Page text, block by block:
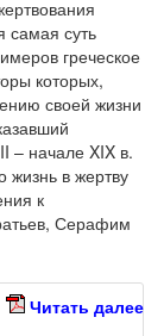
самая суть
греческое
которых,
своей жизни
– начале XIX в.
жизнь в жертву
к
Серафим
Читать далее